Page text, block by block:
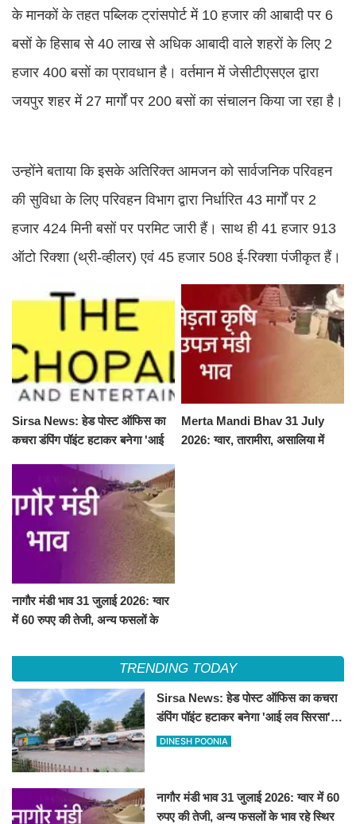
के मानकों के तहत पब्लिक ट्रांसपोर्ट में 10 हजार की आबादी पर 6
बसों के हिसाब से 40 लाख से अधिक आबादी वाले शहरों के लिए 2
हजार 400 बसों का प्रावधान है। वर्तमान में जेसीटीएसएल द्वारा
जयपुर शहर में 27 मार्गों पर 200 बसों का संचालन किया जा रहा है।
उन्होंने बताया कि इसके अतिरिक्त आमजन को सार्वजनिक परिवहन
की सुविधा के लिए परिवहन विभाग द्वारा निर्धारित 43 मार्गों पर 2
हजार 424 मिनी बसों पर परमिट जारी हैं। साथ ही 41 हजार 913
ऑटो रिक्शा (थ्री-व्हीलर) एवं 45 हजार 508 ई-रिक्शा पंजीकृत हैं।
Sirsa News: हेड पोस्ट ऑफिस का
कचरा डंपिंग पॉइंट हटाकर बनेगा 'आई
Merta Mandi Bhav 31 July
2026: ग्वार, तारामीरा, असालिया में
नागौर मंडी भाव 31 जुलाई 2026: ग्वार
में 60 रुपए की तेजी, अन्य फसलों के
TRENDING TODAY
Sirsa News: हेड पोस्ट ऑफिस का कचरा
डंपिंग पॉइंट हटाकर बनेगा 'आई लव सिरसा'
सेल्फी पॉइंट
DINESH POONIA
नागौर मंडी भाव 31 जुलाई 2026: ग्वार में 60
रुपए की तेजी, अन्य फसलों के भाव रहे स्थिर